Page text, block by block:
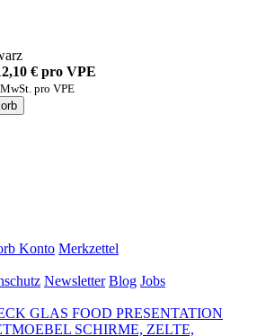
€ pro VPE
pro VPE
Konto Merkzettel
Newsletter Blog Jobs
GLAS FOOD PRESENTATION
SCHIRME, ZELTE,